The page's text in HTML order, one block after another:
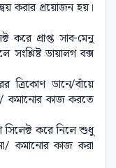
করার প্রয়োজন হয়।
করে প্রাপ্ত সাব-মেনু
ডায়ালগ বক্স
ত্রিকোণ ডানে/বাঁয়ে
কমানোর কাজ করতে
করে নিলে শুধু
কমানোর কাজ করা